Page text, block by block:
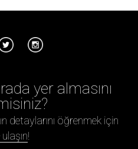
yer almasını
detaylarını öğrenmek için
!